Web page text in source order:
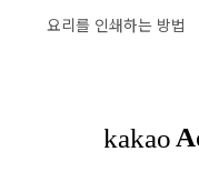
요리를 인쇄하는 방법